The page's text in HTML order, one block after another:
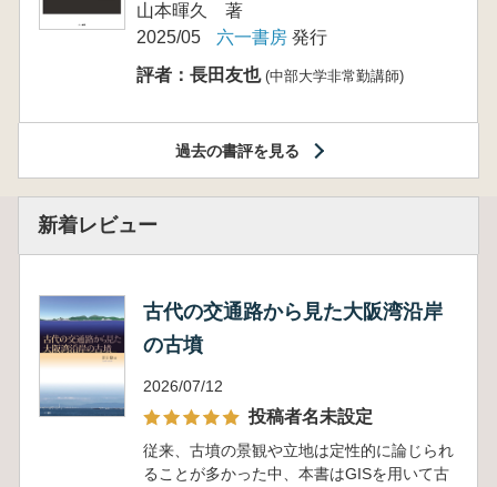
山本暉久 著
2025/05
六一書房 発行
評者：長田友也 (中部大学非常勤講師)
過去の書評を見る
新着レビュー
古代の交通路から見た大阪湾沿岸
の古墳
2026/07/12
投稿者名未設定
従来、古墳の景観や立地は定性的に論じられ
ることが多かった中、本書はGISを用いて古